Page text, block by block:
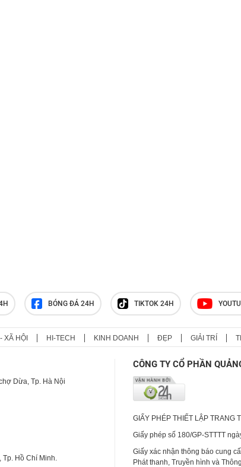
BÓNG ĐÁ 24H TIKTOK 24H
XÃ HỘI HI-TECH KINH DOANH ĐẸP GIẢI TRÍ
Dừa, Tp. Hà Nội
Tp. Hồ Chí Minh.
CÔNG TY CỔ PHẦN
GIẤY PHÉP THIẾT LẬP TRANG
Giấy phép số 180/GP-STTTT
Giấy xác nhận thông báo cung
Phát thanh, Truyền hình và